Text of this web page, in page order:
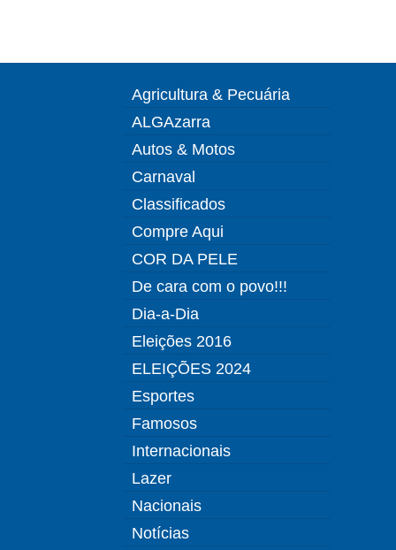
Agricultura & Pecuária
ALGAzarra
Autos & Motos
Carnaval
Classificados
Compre Aqui
COR DA PELE
De cara com o povo!!!
Dia-a-Dia
Eleições 2016
ELEIÇÕES 2024
Esportes
Famosos
Internacionais
Lazer
Nacionais
Notícias